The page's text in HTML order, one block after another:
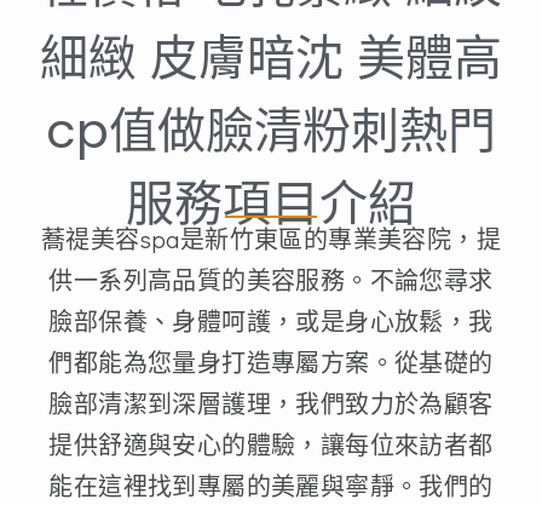
細緻 皮膚暗沈 美體高
cp值做臉清粉刺熱門
服務項目介紹
蕎禔美容spa是新竹東區的專業美容院，提
供一系列高品質的美容服務。不論您尋求
臉部保養、身體呵護，或是身心放鬆，我
們都能為您量身打造專屬方案。從基礎的
臉部清潔到深層護理，我們致力於為顧客
提供舒適與安心的體驗，讓每位來訪者都
能在這裡找到專屬的美麗與寧靜。我們的